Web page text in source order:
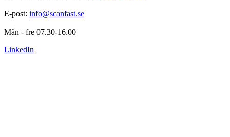
E-post: info@scanfast.se
Mån - fre 07.30-16.00
LinkedIn